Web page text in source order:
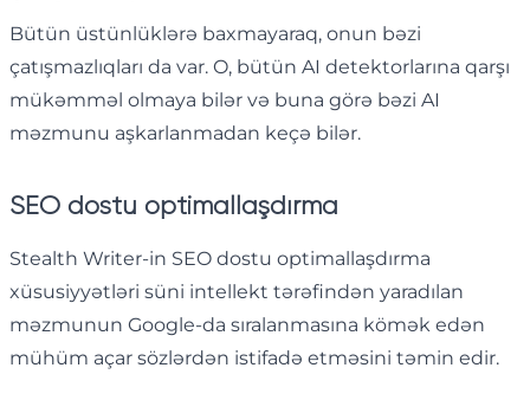
Bütün üstünlüklərə baxmayaraq, onun bəzi
çatışmazlıqları da var. O, bütün AI detektorlarına qarşı
mükəmməl olmaya bilər və buna görə bəzi AI
məzmunu aşkarlanmadan keçə bilər.
SEO dostu optimallaşdırma
Stealth Writer-in SEO dostu optimallaşdırma
xüsusiyyətləri süni intellekt tərəfindən yaradılan
məzmunun Google-da sıralanmasına kömək edən
mühüm açar sözlərdən istifadə etməsini təmin edir.